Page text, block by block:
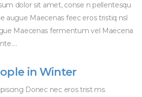
dolor sit amet, conse n pellentesqu
augue Maecenas feec eros tristiq nsl
Maecenas fermentum vel Maecena
in Winter
Donec nec eros trist ms